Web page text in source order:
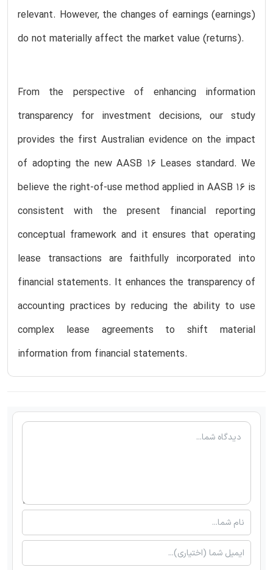
relevant. However, the changes of earnings (earnings)
do not materially affect the market value (returns).
From the perspective of enhancing information
transparency for investment decisions, our study
provides the first Australian evidence on the impact
of adopting the new AASB 16 Leases standard. We
believe the right-of-use method applied in AASB 16 is
consistent with the present financial reporting
conceptual framework and it ensures that operating
lease transactions are faithfully incorporated into
financial statements. It enhances the transparency of
accounting practices by reducing the ability to use
complex lease agreements to shift material
information from financial statements.